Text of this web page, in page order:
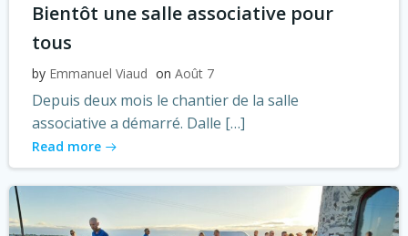
Bientôt une salle associative pour
tous
by Emmanuel Viaud on Août 7
Depuis deux mois le chantier de la salle
associative a démarré. Dalle […]
Read more